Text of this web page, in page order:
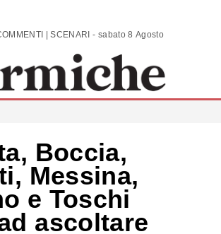
ANALISI | COMMENTI | SCENARI - sabato 8 Agosto 2026
Boccia,
Messina,
e Toschi
ascoltare